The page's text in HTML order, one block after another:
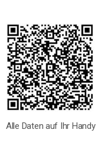
Alle Daten auf Ihr Handy